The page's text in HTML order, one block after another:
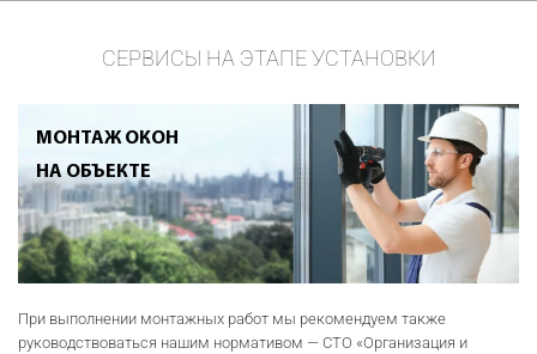
СЕРВИСЫ НА ЭТАПЕ УСТАНОВКИ
МОНТАЖ ОКОН
НА ОБЪЕКТЕ
При выполнении монтажных работ мы рекомендуем также
руководствоваться нашим нормативом — СТО «Организация и